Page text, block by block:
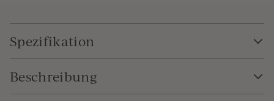
Spezifikation
Beschreibung